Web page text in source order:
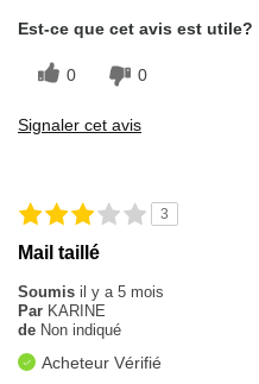
Est-ce que cet avis est utile?
0 0
Signaler cet avis
3
Mail taillé
Soumis il y a 5 mois
Par KARINE
de Non indiqué
Acheteur Vérifié